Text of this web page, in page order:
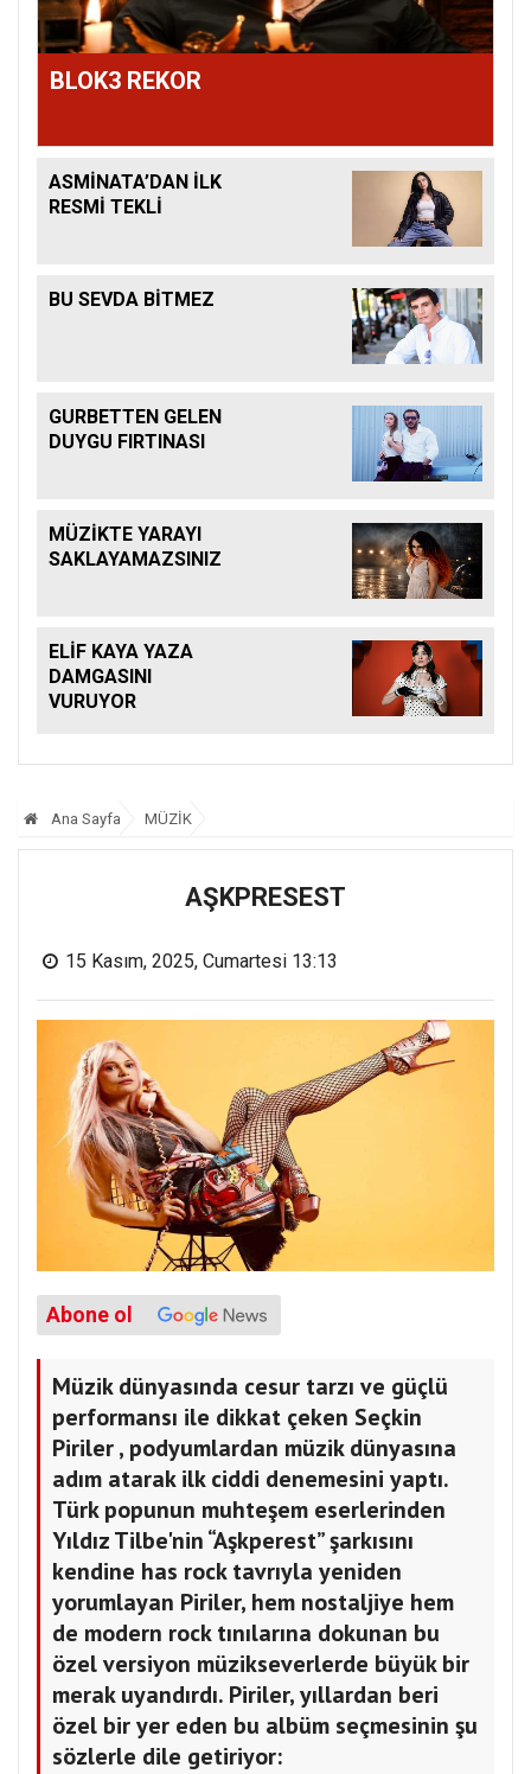
BLOK3 REKOR
ASMİNATA’DAN İLK
RESMİ TEKLİ
BU SEVDA BİTMEZ
GURBETTEN GELEN
DUYGU FIRTINASI
MÜZİKTE YARAYI
SAKLAYAMAZSINIZ
ELİF KAYA YAZA
DAMGASINI
VURUYOR
Ana Sayfa MÜZİK
AŞKPRESEST
15 Kasım, 2025, Cumartesi 13:13
Abone ol
Müzik dünyasında cesur tarzı ve güçlü
performansı ile dikkat çeken Seçkin
Piriler , podyumlardan müzik dünyasına
adım atarak ilk ciddi denemesini yaptı.
Türk popunun muhteşem eserlerinden
Yıldız Tilbe'nin “Aşkperest” şarkısını
kendine has rock tavrıyla yeniden
yorumlayan Piriler, hem nostaljiye hem
de modern rock tınılarına dokunan bu
özel versiyon müzikseverlerde büyük bir
merak uyandırdı. Piriler, yıllardan beri
özel bir yer eden bu albüm seçmesinin şu
sözlerle dile getiriyor: